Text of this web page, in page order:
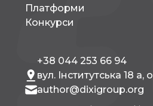
Платформи
Конкурси
+38 044 253 66 94
вул. Інститутська 18 а,
author@dixigroup.org